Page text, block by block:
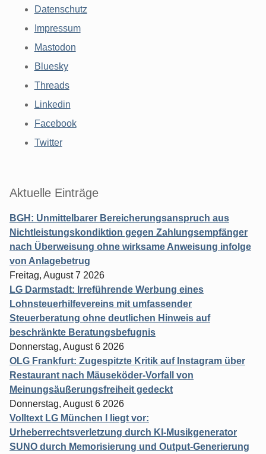
Datenschutz
Impressum
Mastodon
Bluesky
Threads
Linkedin
Facebook
Twitter
Aktuelle Einträge
BGH: Unmittelbarer Bereicherungsanspruch aus
Nichtleistungskondiktion gegen Zahlungsempfänger
nach Überweisung ohne wirksame Anweisung infolge
von Anlagebetrug
Freitag, August 7 2026
LG Darmstadt: Irreführende Werbung eines
Lohnsteuerhilfevereins mit umfassender
Steuerberatung ohne deutlichen Hinweis auf
beschränkte Beratungsbefugnis
Donnerstag, August 6 2026
OLG Frankfurt: Zugespitzte Kritik auf Instagram über
Restaurant nach Mäuseköder-Vorfall von
Meinungsäußerungsfreiheit gedeckt
Donnerstag, August 6 2026
Volltext LG München I liegt vor:
Urheberrechtsverletzung durch KI-Musikgenerator
SUNO durch Memorisierung und Output-Generierung